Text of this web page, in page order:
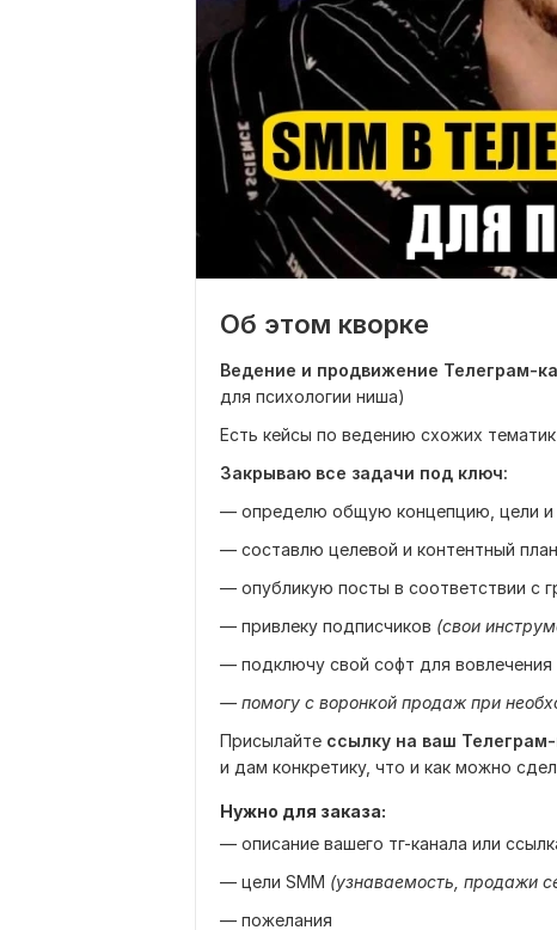
Об этом кворке
Ведение и продвижение Телеграм-
для психологии ниша)
Есть кейсы по ведению схожих тематик
Закрываю все задачи под ключ:
— определю общую концепцию, цели и
— составлю целевой и контентный план
— опубликую посты в соответствии с
— привлеку подписчиков (свои
— подключу свой софт для вовлечения
— помогу с воронкой продаж при
Присылайте ссылку на ваш
и дам конкретику, что и как можно
Нужно для заказа:
— описание вашего тг-канала или
— цели SMM (узнаваемость, продажи
— пожелания